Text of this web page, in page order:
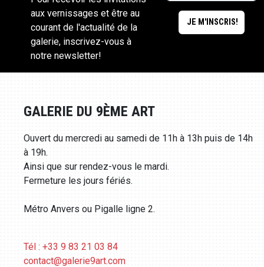
aux vernissages et être au
courant de l'actualité de la
galerie, inscrivez-vous à
notre newsletter!
GALERIE DU 9ÈME ART
Ouvert du mercredi au samedi de 11h à 13h puis de 14h
à 19h.
Ainsi que sur rendez-vous le mardi.
Fermeture les jours fériés.
Métro Anvers ou Pigalle ligne 2.
Tél : +33 9 83 21 03 84
contact@galerie9art.com